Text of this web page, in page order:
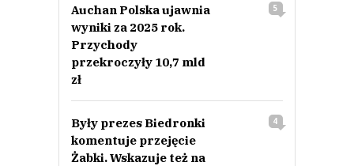
Auchan Polska ujawnia
wyniki za 2025 rok.
Przychody
przekroczyły 10,7 mld
zł
5
Były prezes Biedronki
komentuje przejęcie
Żabki. Wskazuje też na
4